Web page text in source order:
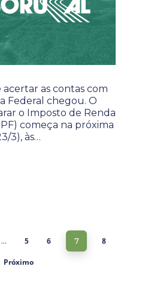
as contas com
Federal chegou. O
o Imposto de Renda
começa na próxima
3), às…
… 5 6 7 8
Próximo